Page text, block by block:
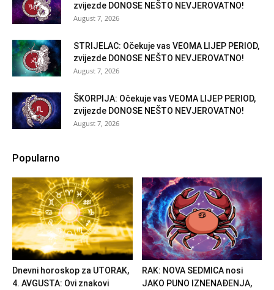
zvijezde DONOSE NEŠTO NEVJEROVATNO!
August 7, 2026
STRIJELAC: Očekuje vas VEOMA LIJEP PERIOD,
zvijezde DONOSE NEŠTO NEVJEROVATNO!
August 7, 2026
ŠKORPIJA: Očekuje vas VEOMA LIJEP PERIOD,
zvijezde DONOSE NEŠTO NEVJEROVATNO!
August 7, 2026
Popularno
Dnevni horoskop za UTORAK,
4. AVGUSTA: Ovi znakovi
RAK: NOVA SEDMICA nosi
JAKO PUNO IZNENAĐENJA,